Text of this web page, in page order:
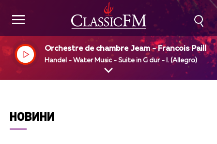
Orchestre de chambre Jeam - Francois
Jean - rancois Paillard, dir
Handel - Water Music - Suite in G dur - I. (Allegro)
НОВИНИ